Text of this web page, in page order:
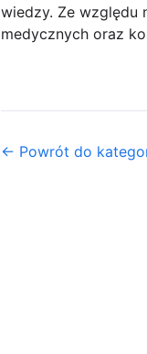
wiedzy. Ze względu
medycznych oraz
← Powrót do